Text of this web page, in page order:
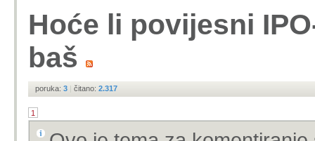
Hoće li povijesni
baš
poruka: 3 | čitano: 2.317
1